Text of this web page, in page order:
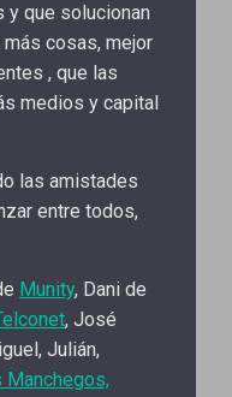
y que solucionan
cosas, mejor
, que las
medios y capital
las amistades
entre todos,
Munity, Dani de
, José
Julián,
Manchegos,